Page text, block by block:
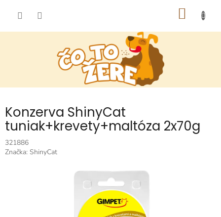
Konzerva ShinyCat
tuniak+krevety+maltóza 2x70g
321886
Značka: ShinyCat